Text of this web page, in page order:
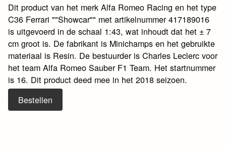
Dit product van het merk Alfa Romeo Racing en het type
C36 Ferrari ""Showcar"" met artikelnummer 417189016
is uitgevoerd in de schaal 1:43, wat inhoudt dat het ± 7
cm groot is. De fabrikant is Minichamps en het gebruikte
materiaal is Resin. De bestuurder is Charles Leclerc voor
het team Alfa Romeo Sauber F1 Team. Het startnummer
is 16. Dit product deed mee in het 2018 seizoen.
Bestellen